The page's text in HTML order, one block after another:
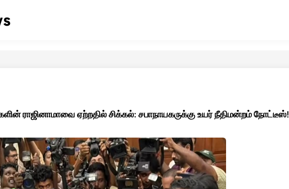
ராஜினாமாவை ஏற்றதில் சிக்கல்: சபாநாயகருக்கு உயர் நீதிமன்றம் நோட்டீஸ்!